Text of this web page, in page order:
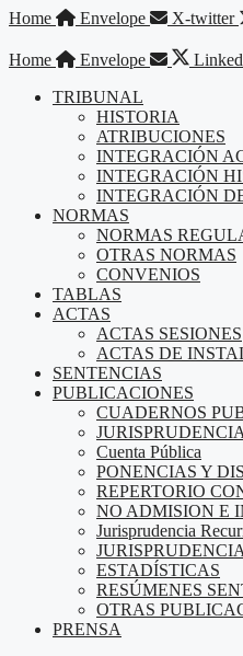
Saltar
contenido
Home Envelope X-twitter
Home Envelope
TRIBUNAL
HISTORIA
ATRIBUCIONES
INTEGRACIÓN
INTEGRACIÓN
INTEGRACIÓN
NORMAS
NORMAS
OTRAS NORMAS
CONVENIOS
TABLAS
ACTAS
ACTAS SESIONES
ACTAS DE
SENTENCIAS
PUBLICACIONES
CUADERNOS
Cuenta Pública
PONENCIAS Y
REPERTORIO
NO ADMISION E
Jurisprudencia
ESTADÍSTICAS
RESÚMENES
OTRAS
PRENSA